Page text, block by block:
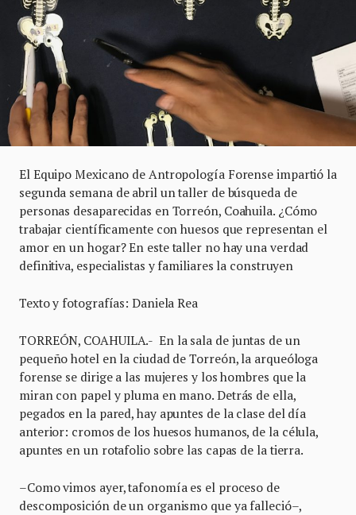
El Equipo Mexicano de Antropología Forense impartió la
segunda semana de abril un taller de búsqueda de
personas desaparecidas en Torreón, Coahuila. ¿Cómo
trabajar científicamente con huesos que representan el
amor en un hogar? En este taller no hay una verdad
definitiva, especialistas y familiares la construyen
Texto y fotografías: Daniela Rea
TORREÓN, COAHUILA.- En la sala de juntas de un
pequeño hotel en la ciudad de Torreón, la arqueóloga
forense se dirige a las mujeres y los hombres que la
miran con papel y pluma en mano. Detrás de ella,
pegados en la pared, hay apuntes de la clase del día
anterior: cromos de los huesos humanos, de la célula,
apuntes en un rotafolio sobre las capas de la tierra.
–Como vimos ayer, tafonomía es el proceso de
descomposición de un organismo que ya falleció–,